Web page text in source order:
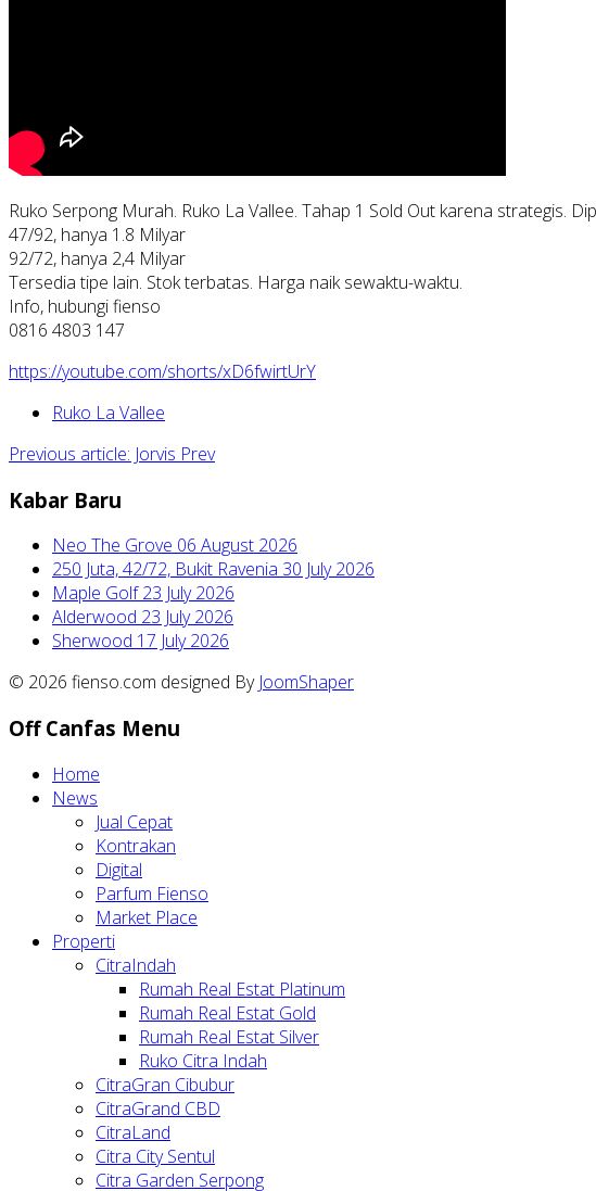
Ruko Serpong Murah. Ruko La Vallee. Tahap 1 Sold Out karena strategis.
47/92, hanya 1.8 Milyar
92/72, hanya 2,4 Milyar
Tersedia tipe lain. Stok terbatas. Harga naik sewaktu-waktu.
Info, hubungi fienso
0816 4803 147
https://youtube.com/shorts/xD6fwirtUrY
Ruko La Vallee
Previous article: Jorvis Prev
Kabar Baru
Neo The Grove 06 August 2026
250 Juta, 42/72, Bukit Ravenia 30 July 2026
Maple Golf23 July 2026
Alderwood 23 July 2026
Sherwood 17 July 2026
© 2026 fienso.com designed By JoomShaper
Off Canfas Menu
Home
News
Jual Cepat
Kontrakan
Digital
Parfum Fienso
Market Place
Properti
CitraIndah
Rumah Real Estat Platinum
Rumah Real Estat Gold
Rumah Real Estat Silver
Ruko Citra Indah
CitraGran Cibubur
CitraGrand CBD
CitraLand
Citra City Sentul
Citra Garden Serpong